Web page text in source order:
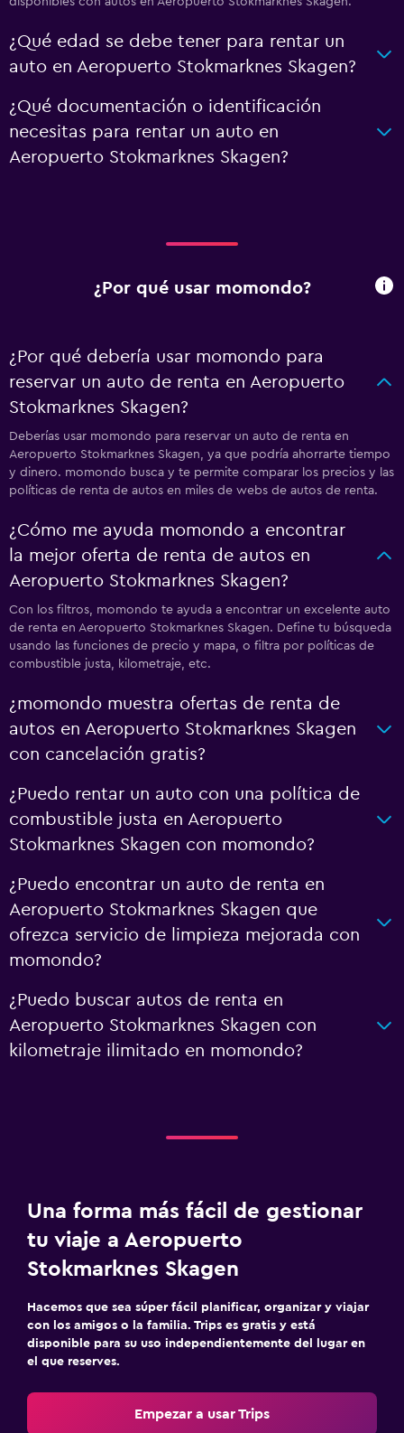
¿Qué edad se debe tener para rentar un
auto en Aeropuerto Stokmarknes Skagen?
¿Qué documentación o identificación
necesitas para rentar un auto en
Aeropuerto Stokmarknes Skagen?
¿Por qué usar momondo?
¿Por qué debería usar momondo para
reservar un auto de renta en Aeropuerto
Stokmarknes Skagen?
Deberías usar momondo para reservar un auto de renta en
Aeropuerto Stokmarknes Skagen, ya que podría ahorrarte tiempo
y dinero. momondo busca y te permite comparar los precios y las
políticas de renta de autos en miles de webs de autos de renta.
¿Cómo me ayuda momondo a encontrar
la mejor oferta de renta de autos en
Aeropuerto Stokmarknes Skagen?
Con los filtros, momondo te ayuda a encontrar un excelente auto
de renta en Aeropuerto Stokmarknes Skagen. Define tu búsqueda
usando las funciones de precio y mapa, o filtra por políticas de
combustible justa, kilometraje, etc.
¿momondo muestra ofertas de renta de
autos en Aeropuerto Stokmarknes Skagen
con cancelación gratis?
¿Puedo rentar un auto con una política de
combustible justa en Aeropuerto
Stokmarknes Skagen con momondo?
¿Puedo encontrar un auto de renta en
Aeropuerto Stokmarknes Skagen que
ofrezca servicio de limpieza mejorada con
momondo?
¿Puedo buscar autos de renta en
Aeropuerto Stokmarknes Skagen con
kilometraje ilimitado en momondo?
Una forma más fácil de gestionar
tu viaje a Aeropuerto
Stokmarknes Skagen
Hacemos que sea súper fácil planificar, organizar y viajar
con los amigos o la familia. Trips es gratis y está
disponible para su uso independientemente del lugar en
el que reserves.
Empezar a usar Trips